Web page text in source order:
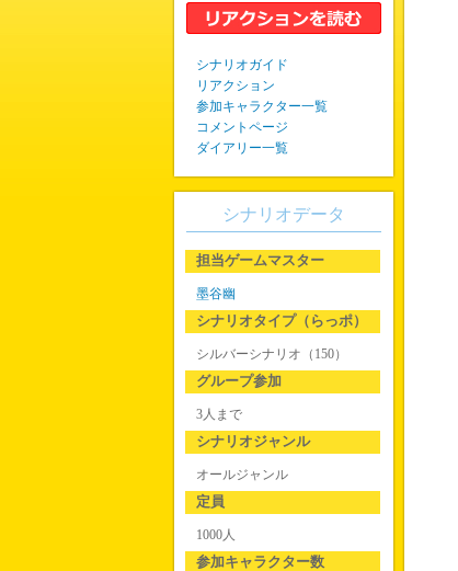
シナリオガイド
リアクション
参加キャラクター一覧
コメントページ
ダイアリー一覧
シナリオデータ
担当ゲームマスター
墨谷幽
シナリオタイプ（らっポ）
シルバーシナリオ（150）
グループ参加
3人まで
シナリオジャンル
オールジャンル
定員
1000人
参加キャラクター数